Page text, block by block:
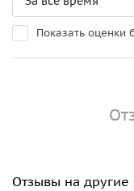
Показать оценки
Отзывы на другие